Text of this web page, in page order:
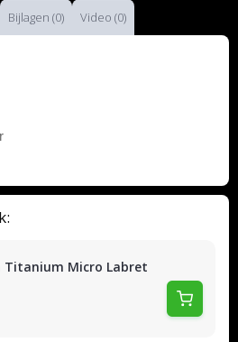
Titanium Micro Labret
Bijlagen (0) Video (0)